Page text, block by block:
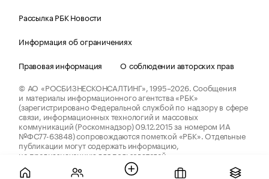
Рассылка РБК Новости
Информация об ограничениях
Правовая информация
О соблюдении авторских прав
© АО «РОСБИЗНЕСКОНСАЛТИНГ»,1995–2026.Сообщения
и материалы информационного агентства «РБК»
(зарегистрировано Федеральной службой по надзору в сфере
связи, информационных технологий и массовых
коммуникаций (Роскомнадзор) 09.12.2015 за номером ИА
№ФС77-63848) сопровождаются пометкой «РБК». Отдельные
публикации могут содержать информацию,
не предназначенную для пользователей
до 18 лет.
companycardsfeedback@rbc.ru